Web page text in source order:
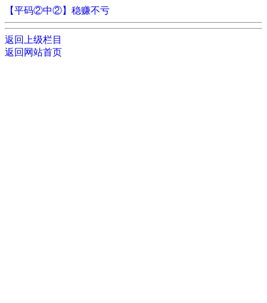
【平码②中②】稳赚不亏
返回上级栏目
返回网站首页